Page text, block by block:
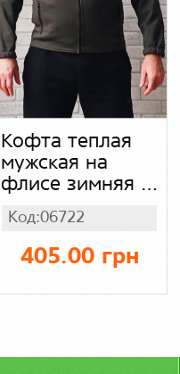
Кофта теплая
мужская на
флисе зимняя с
начесом, термо
дайвинг Tech
Fleec на молнии
с капюшоном и
боковыми
Код:06722
405.00 грн